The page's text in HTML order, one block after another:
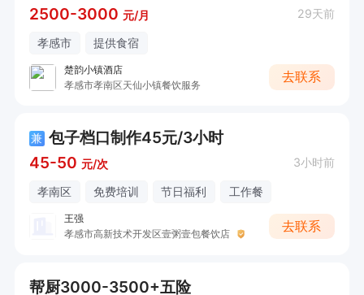
2500-3000 元/月 29天前
孝感市 提供食宿
楚韵小镇酒店
孝感市孝南区天仙小镇餐饮服务
去联系
兼 包子档口制作45元/3小时
45-50 元/次 3小时前
孝南区 免费培训 节日福利 工作餐
王强
孝感市高新技术开发区壹粥壹包餐饮店
去联系
帮厨3000-3500+五险